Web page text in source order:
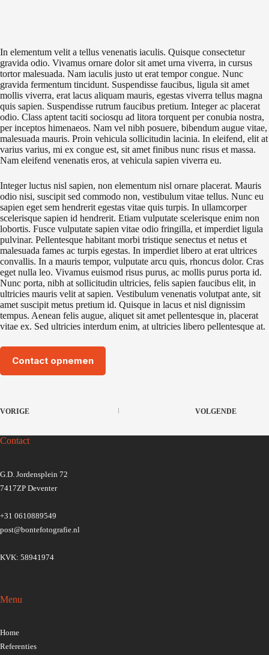
In elementum velit a tellus venenatis iaculis. Quisque consectetur
gravida odio. Vivamus ornare dolor sit amet urna viverra, in cursus
tortor malesuada. Nam iaculis justo ut erat tempor congue. Nunc
gravida fermentum tincidunt. Suspendisse faucibus, ligula sit amet
mollis viverra, erat lacus aliquam mauris, egestas viverra tellus magna
quis sapien. Suspendisse rutrum faucibus pretium. Integer ac placerat
odio. Class aptent taciti sociosqu ad litora torquent per conubia nostra,
per inceptos himenaeos. Nam vel nibh posuere, bibendum augue vitae,
malesuada mauris. Proin vehicula sollicitudin lacinia. In eleifend, elit at
varius varius, mi ex congue est, sit amet finibus nunc risus et massa.
Nam eleifend venenatis eros, at vehicula sapien viverra eu.
Integer luctus nisl sapien, non elementum nisl ornare placerat. Mauris
odio nisi, suscipit sed commodo non, vestibulum vitae tellus. Nunc eu
sapien eget sem hendrerit egestas vitae quis turpis. In ullamcorper
scelerisque sapien id hendrerit. Etiam vulputate scelerisque enim non
lobortis. Fusce vulputate sapien vitae odio fringilla, et imperdiet ligula
pulvinar. Pellentesque habitant morbi tristique senectus et netus et
malesuada fames ac turpis egestas. In imperdiet libero at erat ultrices
convallis. In a mauris tempor, vulputate arcu quis, rhoncus dolor. Cras
eget nulla leo. Vivamus euismod risus purus, ac mollis purus porta id.
Nunc porta, nibh at sollicitudin ultricies, felis sapien faucibus elit, in
ultricies mauris velit at sapien. Vestibulum venenatis volutpat ante, sit
amet suscipit metus pretium id. Quisque in lacus et nisl dignissim
tempus. Aenean felis augue, aliquet sit amet pellentesque in, placerat
vitae ex. Sed ultricies interdum enim, at ultricies libero pellentesque at.
Contact opnemen
VORIGE VOLGENDE
Contact
G.D. Jordensplein 72
7417ZP Deventer
+31 0610889549
post@bontefotografie.nl
KVK: 58941974
Menu
Home
Referenties